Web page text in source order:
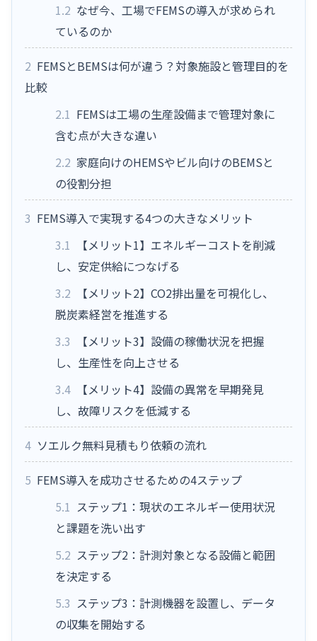
1.2 なぜ今、工場でFEMSの導入が求められ
ているのか
2 FEMSとBEMSは何が違う？対象施設と管理目的を
比較
2.1 FEMSは工場の生産設備まで管理対象に
含む点が大きな違い
2.2 家庭向けのHEMSやビル向けのBEMSと
の役割分担
3 FEMS導入で実現する4つの大きなメリット
3.1
【メリット1】エネルギーコストを削減
し、安定供給につなげる
3.2
【メリット2】CO2排出量を可視化し、
脱炭素経営を推進する
3.3
【メリット3】設備の稼働状況を把握
し、生産性を向上させる
3.4
【メリット4】設備の異常を早期発見
し、故障リスクを低減する
4 ソエルク無料見積もり依頼の流れ
5 FEMS導入を成功させるための4ステップ
5.1 ステップ1：現状のエネルギー使用状況
と課題を洗い出す
5.2 ステップ2：計測対象となる設備と範囲
を決定する
5.3 ステップ3：計測機器を設置し、データ
の収集を開始する